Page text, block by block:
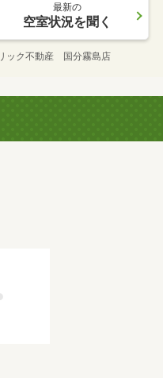
最新の
空室状況を聞く
ック不動産 国分霧島店